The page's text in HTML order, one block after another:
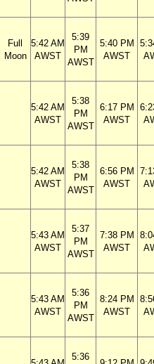
Full
Moon
5:42 AM
AWST
5:39
PM
AWST
5:40 PM
AWST
5:42 AM
AWST
5:38
PM
AWST
6:17 PM
AWST
5:42 AM
AWST
5:38
PM
AWST
6:56 PM
AWST
5:43 AM
AWST
5:37
PM
AWST
7:38 PM
AWST
5:43 AM
AWST
5:36
PM
AWST
8:24 PM
AWST
5:36